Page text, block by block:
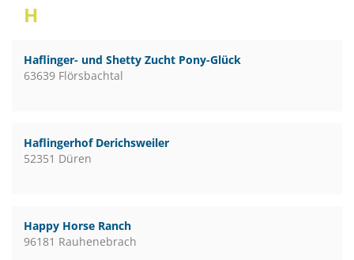
H
Haflinger- und Shetty Zucht Pony-Glück
63639 Flörsbachtal
Haflingerhof Derichsweiler
52351 Düren
Happy Horse Ranch
96181 Rauhenebrach